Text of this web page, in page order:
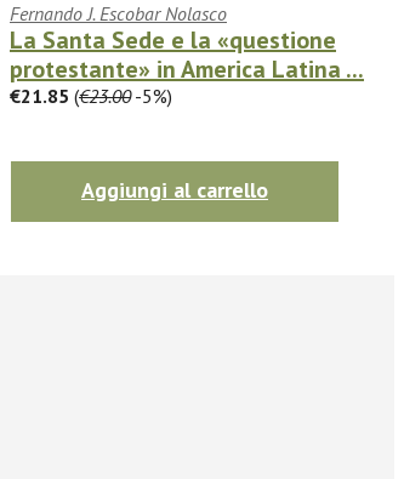
Fernando J. Escobar Nolasco
La Santa Sede e la «questione
protestante» in America Latina ...
€21.85 (€23.00-5%)
Aggiungi al carrello